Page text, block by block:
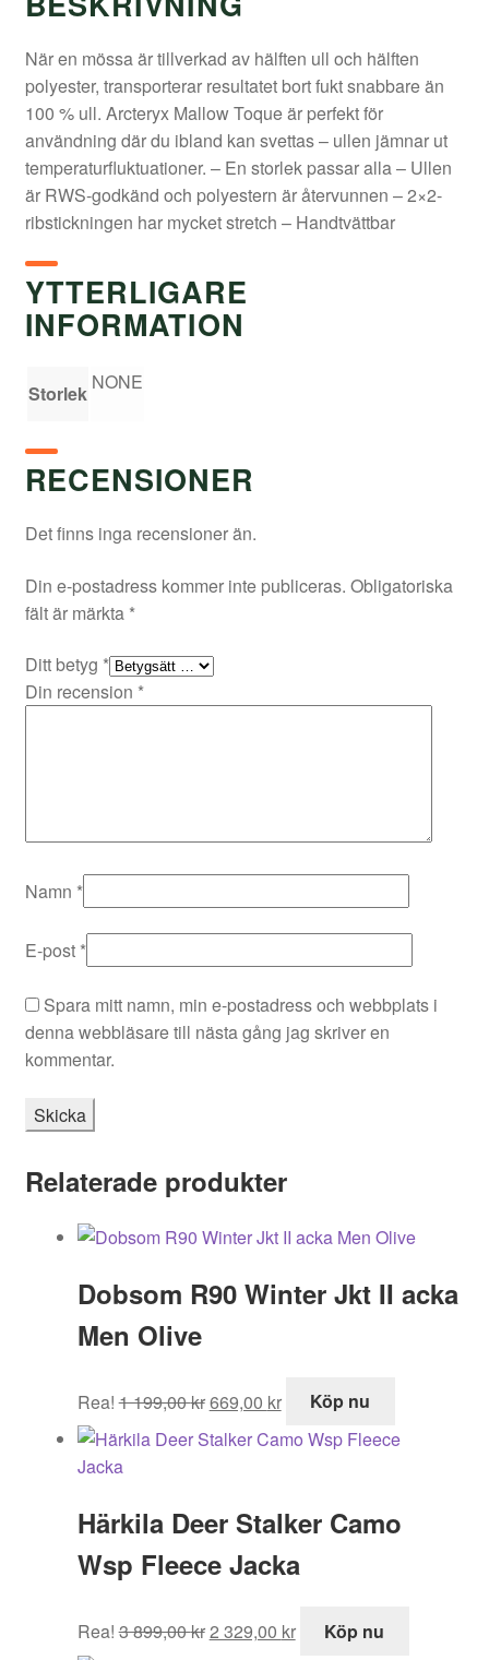
När en mössa är tillverkad av hälften ull och hälften
polyester, transporterar resultatet bort fukt snabbare än
100 % ull. Arcteryx Mallow Toque är perfekt för
användning där du ibland kan svettas – ullen jämnar ut
temperaturfluktuationer. – En storlek passar alla – Ullen
är RWS-godkänd och polyestern är återvunnen – 2×2-
ribstickningen har mycket stretch – Handtvättbar
YTTERLIGARE
INFORMATION
Storlek NONE
RECENSIONER
Det finns inga recensioner än.
Din e-postadress kommer inte publiceras. Obligatoriska
fält är märkta *
Ditt betyg *
Din recension *
Namn *
E-post *
Spara mitt namn, min e-postadress och webbplats i
denna webbläsare till nästa gång jag skriver en
kommentar.
Relaterade produkter
Dobsom R90 Winter Jkt II acka
Men Olive
Rea! 1 199,00kr
ursprungliga
priset
199,00 kr.
669,00 kr
nuvarande
priset
Köp nu
Härkila Deer Stalker Camo
Wsp Fleece Jacka
Rea! 3 899,00kr
ursprungliga
2 329,00 kr
nuvarande
Köp nu